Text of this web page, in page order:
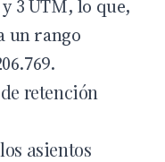
3 UTM, lo que,
un rango
retención
asientos